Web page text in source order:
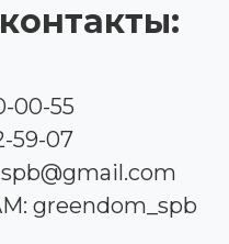
00-55
59-07
greendom_spb